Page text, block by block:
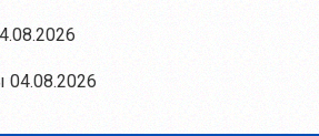
04.08.2026